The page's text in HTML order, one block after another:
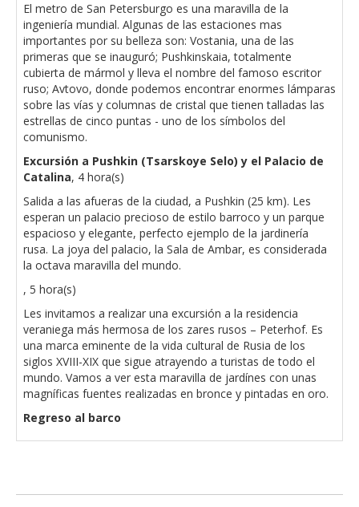
El metro de San Petersburgo es una maravilla de la
ingeniería mundial. Algunas de las estaciones mas
importantes por su belleza son: Vostania, una de las
primeras que se inauguró; Pushkinskaia, totalmente
cubierta de mármol y lleva el nombre del famoso escritor
ruso; Avtovo, donde podemos encontrar enormes lámparas
sobre las vías y columnas de cristal que tienen talladas las
estrellas de cinco puntas - uno de los símbolos del
comunismo.
Excursión a Pushkin (Tsarskoye Selo) y el Palacio de
Catalina, 4 hora(s)
Salida a las afueras de la ciudad, a Pushkin (25 km). Les
esperan un palacio precioso de estilo barroco y un parque
espacioso y elegante, perfecto ejemplo de la jardinería
rusa. La joya del palacio, la Sala de Ambar, es considerada
la octava maravilla del mundo.
, 5 hora(s)
Les invitamos a realizar una excursión a la residencia
veraniega más hermosa de los zares rusos – Peterhof. Es
una marca eminente de la vida cultural de Rusia de los
siglos XVIII-XIX que sigue atrayendo a turistas de todo el
mundo. Vamos a ver esta maravilla de jardínes con unas
magníficas fuentes realizadas en bronce y pintadas en oro.
Regreso al barco